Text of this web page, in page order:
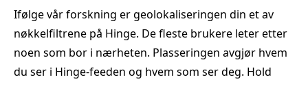
Ifølge vår forskning er geolokaliseringen din et av
nøkkelfiltrene på Hinge. De fleste brukere leter etter
noen som bor i nærheten. Plasseringen avgjør hvem
du ser i Hinge-feeden og hvem som ser deg. Hold